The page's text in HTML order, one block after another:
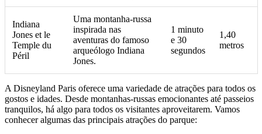
Indiana
Jones et le
Temple du
Péril
Uma montanha-russa
inspirada nas
aventuras do famoso
arqueólogo Indiana
Jones.
1 minuto
e 30
segundos
1,40
metros
A Disneyland Paris oferece uma variedade de atrações para todos os
gostos e idades. Desde montanhas-russas emocionantes até passeios
tranquilos, há algo para todos os visitantes aproveitarem. Vamos
conhecer algumas das principais atrações do parque: